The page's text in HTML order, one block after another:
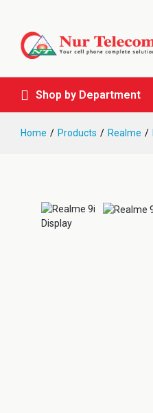
Shop by Department
Home Products Realme